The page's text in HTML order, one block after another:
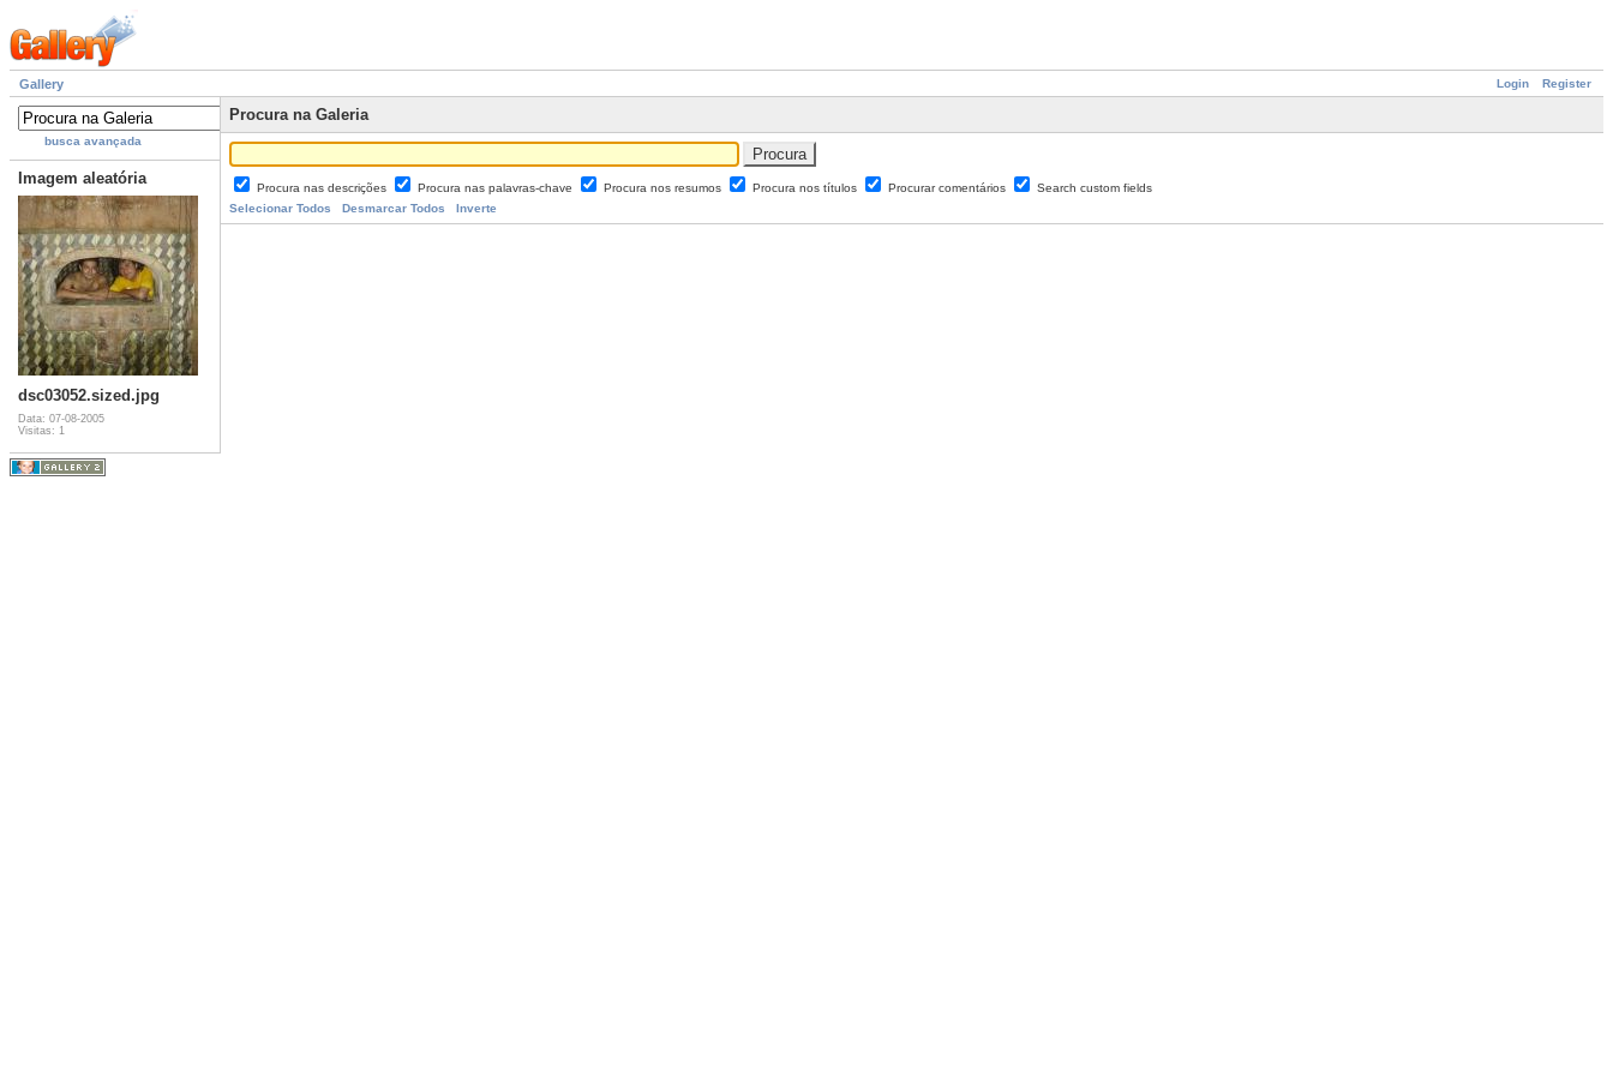
Login Register
Gallery
busca avançada
Imagem aleatória
dsc03052.sized.jpg
Data: 07-08-2005
Visitas: 1
Procura na Galeria
Procura nas descrições Procura nas palavras-chave Procura nos resumos Procura nos títulos Procurar comentários
Search custom fields
Selecionar Todos
Desmarcar Todos Inverte